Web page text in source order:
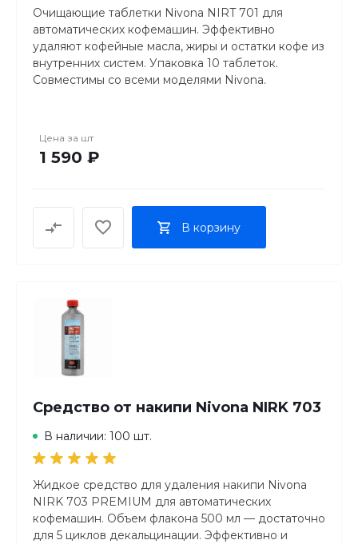
Очищающие таблетки Nivona NIRT 701 для
автоматических кофемашин. Эффективно
удаляют кофейные масла, жиры и остатки кофе из
внутренних систем. Упаковка 10 таблеток.
Совместимы со всеми моделями Nivona.
Цена за шт
1 590 ₽
В корзину
Средство от накипи Nivona NIRK 703
В наличии: 100 шт.
Жидкое средство для удаления накипи Nivona
NIRK 703 PREMIUM для автоматических
кофемашин. Объем флакона 500 мл — достаточно
для 5 циклов декальцинации. Эффективно и